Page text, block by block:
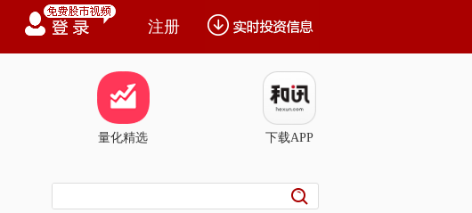
注册
量化精选 下载APP